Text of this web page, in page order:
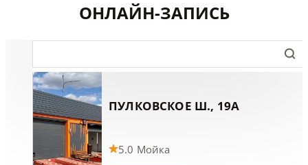
ОНЛАЙН-ЗАПИСЬ
поле ввода для поиска сервиса на карте по
ПУЛКОВСКОЕ Ш., 19А
5.0 Мойка